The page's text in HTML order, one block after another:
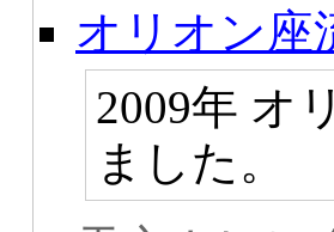
オリオン座
2009年 オ
ました。